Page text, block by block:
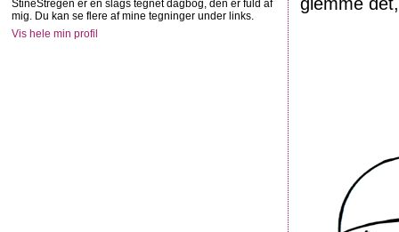
StineStregen er en slags tegnet dagbog, den er fuld af
mig. Du kan se flere af mine tegninger under links.
Vis hele min profil